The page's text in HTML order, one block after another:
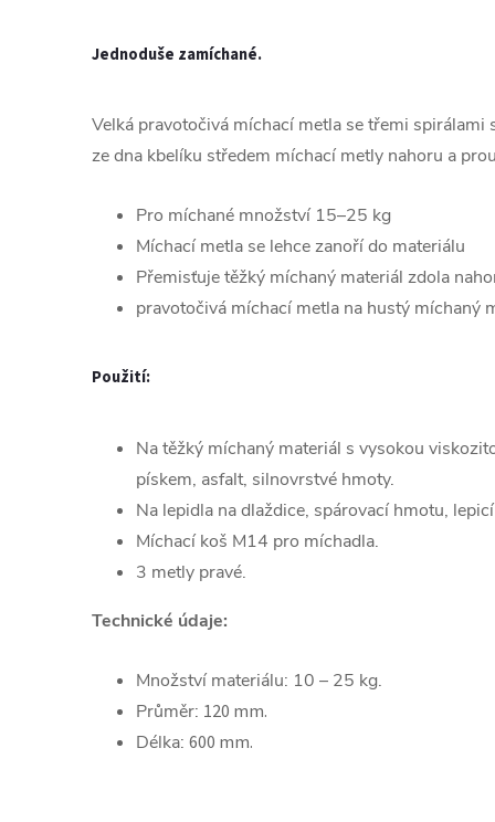
Jednoduše zamíchané.
Velká pravotočivá míchací metla se třemi
ze dna kbelíku středem míchací metly nahoru a
Pro míchané množství 15–25 kg
Míchací metla se lehce zanoří do materiálu
Přemisťuje těžký míchaný materiál zdola
pravotočivá míchací metla na hustý míchaný
Použití:
Na těžký míchaný materiál s vysokou
pískem, asfalt, silnovrstvé hmoty.
Na lepidla na dlaždice, spárovací hmotu,
Míchací koš M14 pro míchadla.
3 metly pravé.
Technické údaje:
Množství materiálu: 10 – 25 kg.
Průměr: 120 mm.
Délka: 600 mm.